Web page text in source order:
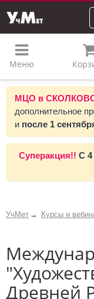
Меню
МЦО в
дополнительное
и после 1
Суперакция!! С 4
УчМет Курсы и
Древней